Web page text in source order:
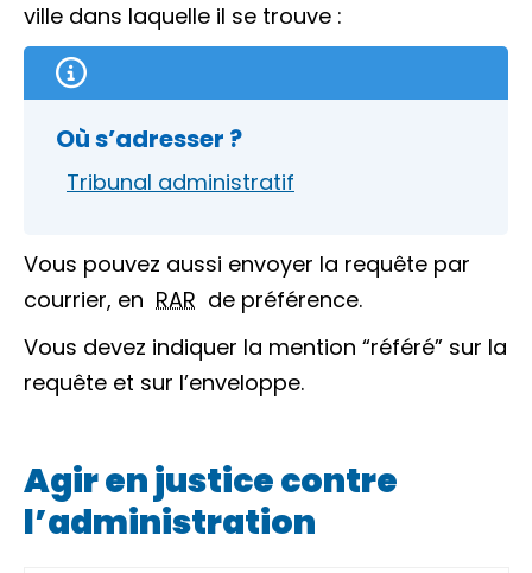
ville dans laquelle il se trouve :
Où s’adresser ?
Tribunal administratif
Vous pouvez aussi envoyer la requête par
courrier, en RAR de préférence.
Vous devez indiquer la mention “référé” sur la
requête et sur l’enveloppe.
Agir en justice contre
l’administration